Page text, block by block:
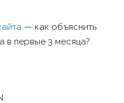
— как объяснить
в первые 3 месяца?